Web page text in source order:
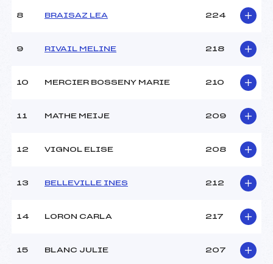
8 BRAISAZ LEA 224
9 RIVAIL MELINE 218
10 MERCIER BOSSENY MARIE 210
11 MATHE MEIJE 209
12 VIGNOL ELISE 208
13 BELLEVILLE INES 212
14 LORON CARLA 217
15 BLANC JULIE 207